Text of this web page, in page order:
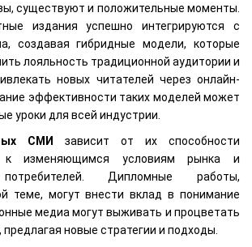
существуют и положительные моменты.
издания успешно интегрируются с
создавая гибридные модели, которые
лояльность традиционной аудитории и
новых читателей через онлайн-
эффективности таких моделей может
уроки для всей индустрии.
СМИ
зависит от их способности
к изменяющимся условиям рынка и
Дипломные работы,
теме, могут внести вклад в понимание
медиа могут выживать и процветать
новые стратегии и подходы.